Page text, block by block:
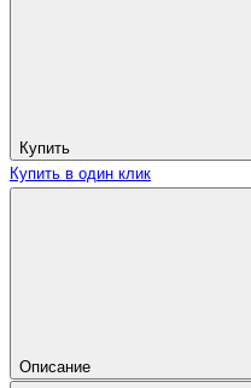
Купить
Купить в один клик
Описание